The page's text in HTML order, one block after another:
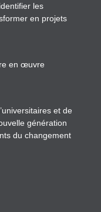
les
en projets
en œuvre
et de
génération
du changement